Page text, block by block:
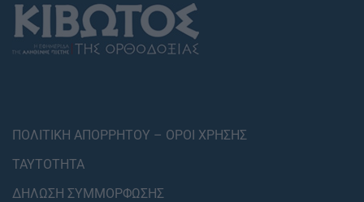
ΠΟΛΙΤΙΚΗ ΑΠΟΡΡΗΤΟΥ – ΟΡΟΙ ΧΡΗΣΗΣ
ΤΑΥΤΟΤΗΤΑ
ΔΗΛΩΣΗ ΣΥΜΜΟΡΦΩΣΗΣ